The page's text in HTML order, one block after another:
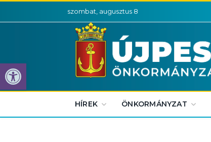
Eszköztár megnyitása
szombat, augusztus 8
HÍREK ÖNKORMÁNYZAT